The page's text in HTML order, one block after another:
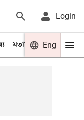
Login
মতামত খেলা
Eng